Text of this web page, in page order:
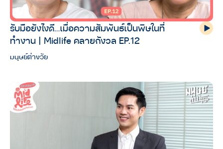
รับมือยังไงดี…เมื่อความสัมพันธ์เป็นพิษในที่
ทำงาน | Midlife คลายกังวล EP.12
มนุษย์ต่างวัย